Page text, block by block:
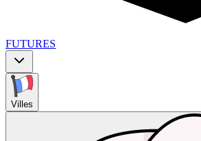
FUTURES
Villes